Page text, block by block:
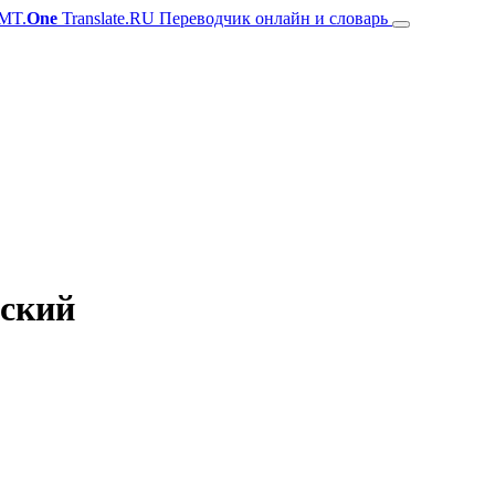
One Translate.RU Переводчик онлайн и словарь